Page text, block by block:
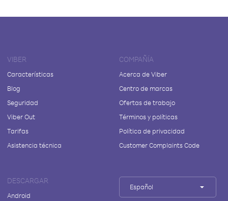
VIBER
Características
Blog
Seguridad
Viber Out
Tarifas
Asistencia técnica
COMPAÑÍA
Acerca de Viber
Centro de marcas
Ofertas de trabajo
Términos y políticas
Política de privacidad
Customer Complaints Code
DESCARGAR
Android
Español